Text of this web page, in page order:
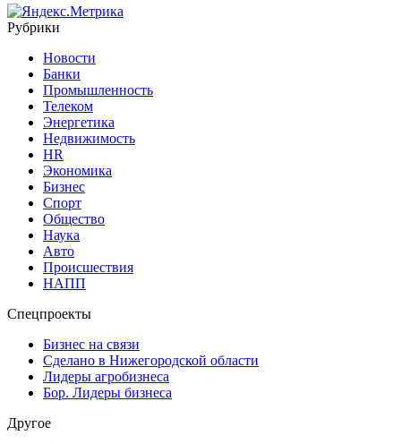
Рубрики
Новости
Банки
Промышленность
Телеком
Энергетика
Недвижимость
HR
Экономика
Бизнес
Спорт
Общество
Наука
Авто
Происшествия
НАПП
Спецпроекты
Бизнес на связи
Сделано в Нижегородской области
Лидеры агробизнеса
Бор. Лидеры бизнеса
Другое